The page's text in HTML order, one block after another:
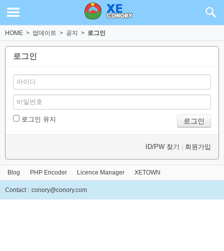
HOME > 업데이트 > 공지 > 로그인
로그인
로그인 유지
ID/PW 찾기 회원가입
Blog PHP Encoder Licence Manager XETOWN
Contact : conory@conory.com